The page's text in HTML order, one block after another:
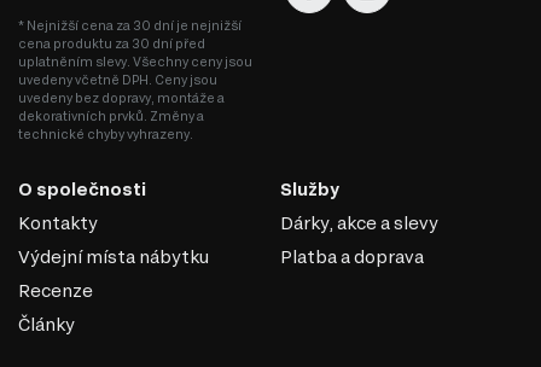
Tato nástavba je součástí modulového systému, který
zahrnuje širokou škálu produktů, což vám umožňuje
vytvořit si vlastní, unikátní kombinaci nábytku. Modulový
systém Rondi se skládá z 22 produktů, které zahrnují:
Šatní skříň
Prozkoumejte možnosti, které vám modulový systém
Rondi nabízí, a přizpůsobte si svůj domov podle svých
představ.
* Nejnižší cena za 30 dní je nejnižší
cena produktu za 30 dní před
uplatněním slevy. Všechny ceny jsou
uvedeny včetně DPH. Ceny jsou
uvedeny bez dopravy, montáže a
dekorativních prvků. Změny a
technické chyby vyhrazeny.
O společnosti
Kontakty
Výdejní místa nábytku
Recenze
Články
Služby
Dárky, akce a slevy
Platba a doprava